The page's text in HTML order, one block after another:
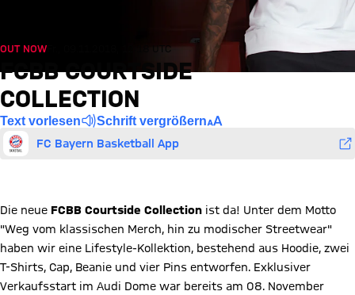
OUT NOW Fr., 09.11.2018, 12:18 UTC
FCBB COURTSIDE
COLLECTION
Text vorlesen Schrift vergrößern
FC Bayern Basketball App
Die neue FCBB Courtside Collection ist da! Unter dem Motto
"Weg vom klassischen Merch, hin zu modischer Streetwear"
haben wir eine Lifestyle-Kollektion, bestehend aus Hoodie, zwei
T-Shirts, Cap, Beanie und vier Pins entworfen. Exklusiver
Verkaufsstart im Audi Dome war bereits am 08. November